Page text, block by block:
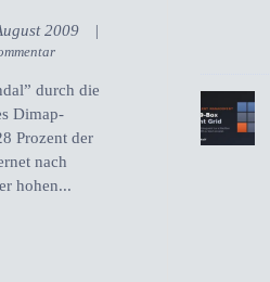
2009 |
durch die
Dimap-
Prozent der
nach
hohen...